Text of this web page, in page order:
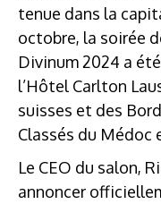
tenue dans la
octobre, la soirée
Divinum 2024 a
l’Hôtel Carlton
suisses et des
Classés du Médoc
Le CEO du salon,
annoncer